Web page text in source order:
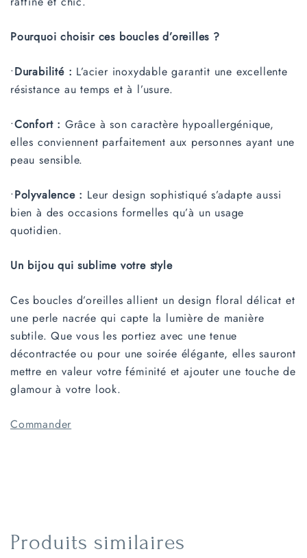
Pourquoi choisir ces boucles d’oreilles ?
•Durabilité : L’acier inoxydable garantit une excellente
résistance au temps et à l’usure.
•Confort : Grâce à son caractère hypoallergénique,
elles conviennent parfaitement aux personnes ayant une
peau sensible.
•Polyvalence : Leur design sophistiqué s’adapte aussi
bien à des occasions formelles qu’à un usage
quotidien.
Un bijou qui sublime votre style
Ces boucles d’oreilles allient un design floral délicat et
une perle nacrée qui capte la lumière de manière
subtile. Que vous les portiez avec une tenue
décontractée ou pour une soirée élégante, elles sauront
mettre en valeur votre féminité et ajouter une touche de
glamour à votre look.
Commander
Produits similaires